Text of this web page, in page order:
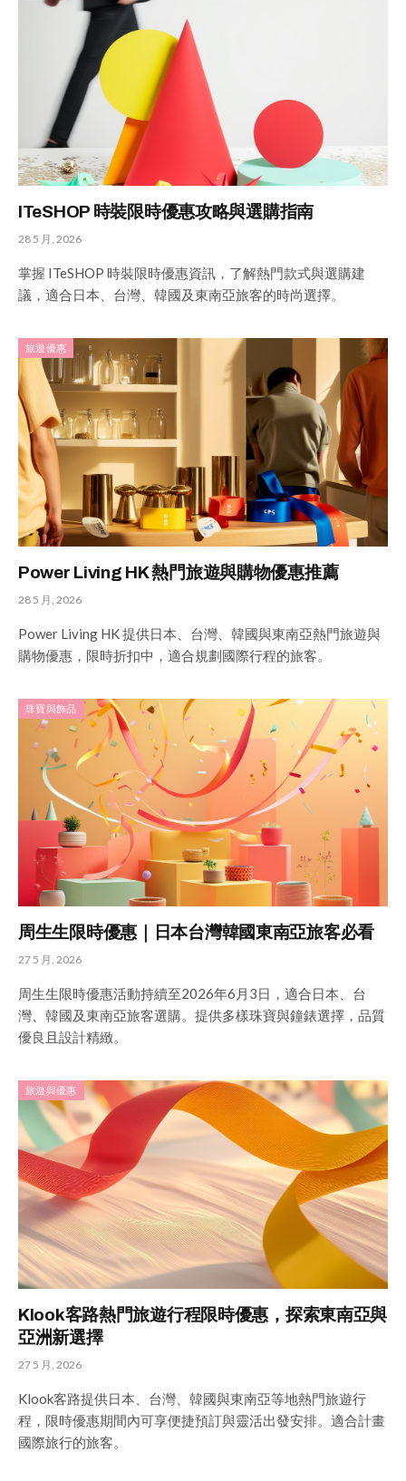
ITeSHOP 時裝限時優惠攻略與選購指南
28 5 月, 2026
掌握 ITeSHOP 時裝限時優惠資訊，了解熱門款式與選購建
議，適合日本、台灣、韓國及東南亞旅客的時尚選擇。
旅遊優惠
Power Living HK 熱門旅遊與購物優惠推薦
28 5 月, 2026
Power Living HK 提供日本、台灣、韓國與東南亞熱門旅遊與
購物優惠，限時折扣中，適合規劃國際行程的旅客。
珠寶與飾品
周生生限時優惠｜日本台灣韓國東南亞旅客必看
27 5 月, 2026
周生生限時優惠活動持續至2026年6月3日，適合日本、台
灣、韓國及東南亞旅客選購。提供多樣珠寶與鐘錶選擇，品質
優良且設計精緻。
旅遊與優惠
Klook客路熱門旅遊行程限時優惠，探索東南亞與
亞洲新選擇
27 5 月, 2026
Klook客路提供日本、台灣、韓國與東南亞等地熱門旅遊行
程，限時優惠期間內可享便捷預訂與靈活出發安排。適合計畫
國際旅行的旅客。